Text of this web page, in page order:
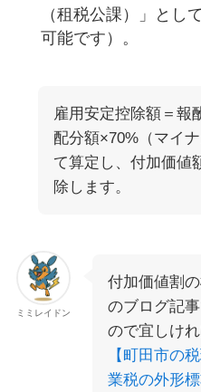
（租税公課）」とし
可能です）。
雇用安定控除額＝報
配分額×70%（マイ
て算定し、付加価値
除します。
ミミレイドン
付加価値割
のブログ記
ので宜しけ
【町田市の
業税の外形